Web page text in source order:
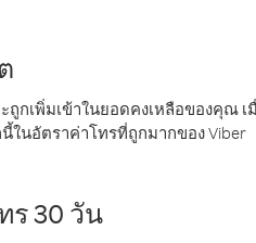
ะถูกเพิ่มเข้าในยอดคงเหลือของคุ
ในอัตราค่าโทรที่ถูกมากของ Viber
ร 30 วัน